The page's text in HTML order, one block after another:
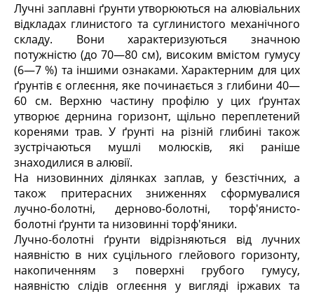
Лучні заплавні ґрунти утворюються на алювіальних
відкладах глинистого та суглинистого механічного
складу. Вони характеризуються значною
потужністю (до 70—80 см), високим вмістом гумусу
(6—7 %) та іншими ознаками. Характерним для цих
ґрунтів є оглеєння, яке починається з глибини 40—
60 см. Верхню частину профілю у цих ґрунтах
утворює дернина горизонт, щільно переплетений
коренями трав. У ґрунті на різній глибині також
зустрічаються мушлі молюсків, які раніше
знаходилися в алювії.
На низовинних ділянках заплав, у безстічних, а
також притерасних зниженнях сформувалися
лучно-болотні, дерново-болотні, торф'янисто-
болотні ґрунти та низовинні торф'яники.
Лучно-болотні ґрунти відрізняються від лучних
наявністю в них суцільного глейового горизонту,
накопиченням з поверхні грубого гумусу,
наявністю слідів оглеєння у вигляді іржавих та